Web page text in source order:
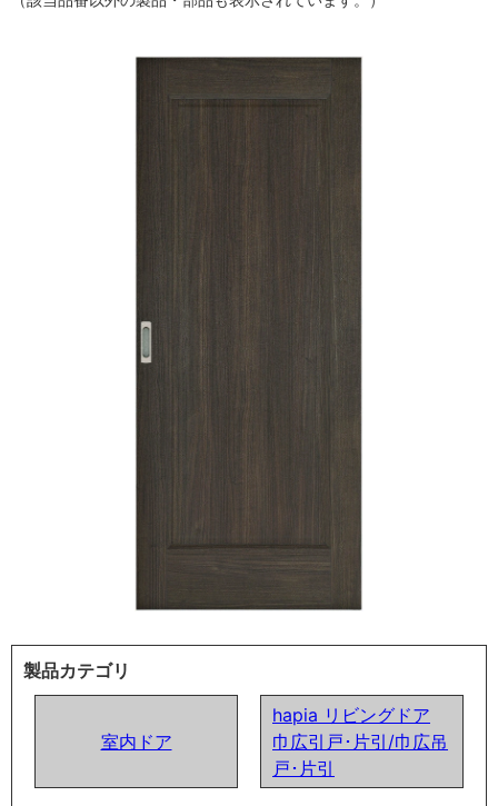
製品カテゴリ
室内ドア
hapia リビングドア
巾広引戸･片引/巾広吊
戸･片引